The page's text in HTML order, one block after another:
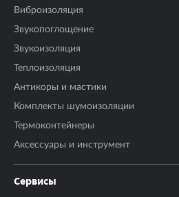
Виброизоляция
Звукопоглощение
Звукоизоляция
Теплоизоляция
Антикоры и мастики
Комплекты шумоизоляции
Термоконтейнеры
Аксесcуары и инструмент
Сервисы